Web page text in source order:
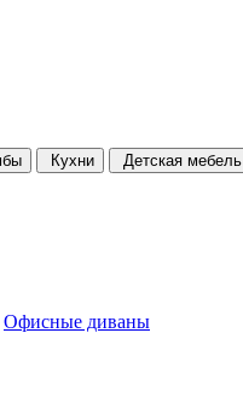
Кухни Детская мебель
Офисные диваны